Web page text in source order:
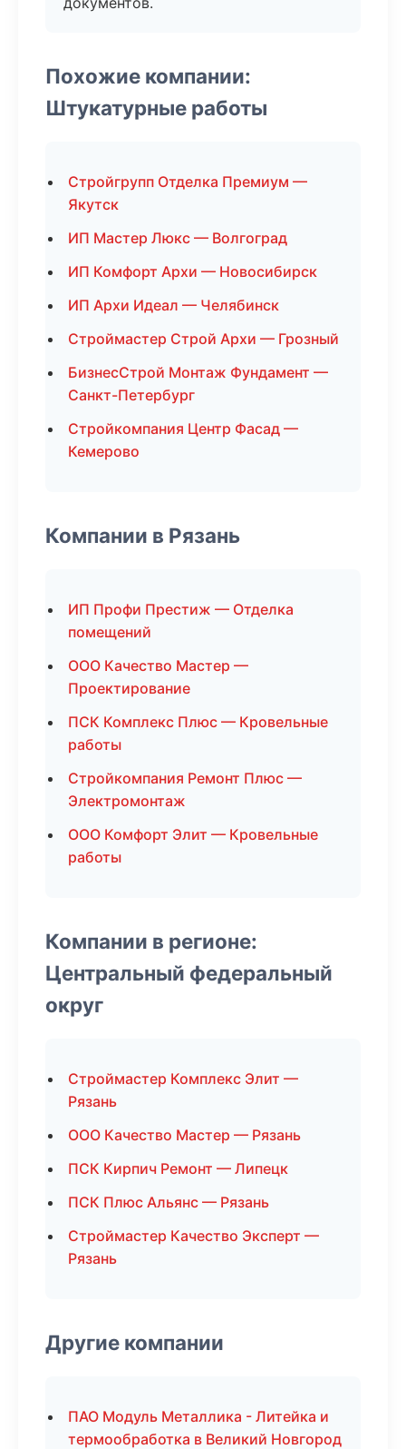
Похожие компании:
Штукатурные работы
Стройгрупп Отделка Премиум —
Якутск
ИП Мастер Люкс — Волгоград
ИП Комфорт Архи — Новосибирск
ИП Архи Идеал — Челябинск
Строймастер Строй Архи — Грозный
БизнесСтрой Монтаж Фундамент —
Санкт-Петербург
Стройкомпания Центр Фасад —
Кемерово
Компании в Рязань
ИП Профи Престиж — Отделка
помещений
ООО Качество Мастер —
Проектирование
ПСК Комплекс Плюс — Кровельные
работы
Стройкомпания Ремонт Плюс —
Электромонтаж
ООО Комфорт Элит — Кровельные
работы
Компании в регионе:
Центральный федеральный
округ
Строймастер Комплекс Элит —
Рязань
ООО Качество Мастер — Рязань
ПСК Кирпич Ремонт — Липецк
ПСК Плюс Альянс — Рязань
Строймастер Качество Эксперт —
Рязань
Другие компании
ПАО Модуль Металлика - Литейка и
термообработка в Великий Новгород